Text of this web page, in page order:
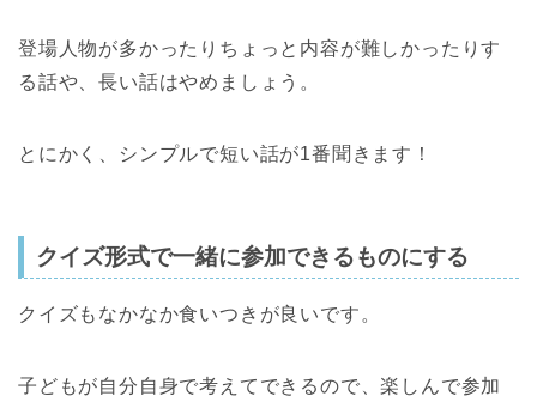
登場人物が多かったりちょっと内容が難しかったりす
る話や、長い話はやめましょう。
とにかく、シンプルで短い話が1番聞きます！
クイズ形式で一緒に参加できるものにする
クイズもなかなか食いつきが良いです。
子どもが自分自身で考えてできるので、楽しんで参加